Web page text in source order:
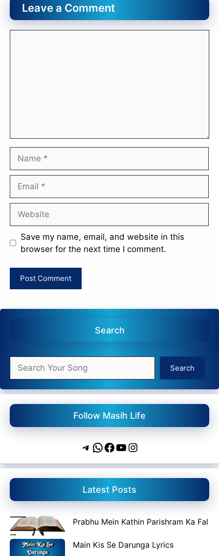
Leave a Comment
Save my name, email, and website in this
browser for the next time I comment.
Search
Search
Search
Follow Masih Life
Telegram
WhatsApp
Facebook
YouTube
Instagram
Latest Posts
Prabhu Mein Kathin Parishram Ka Fal
Main Kis Se Darunga Lyrics